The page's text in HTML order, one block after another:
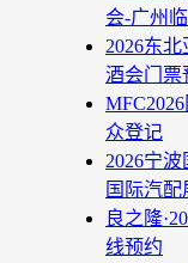
会-广州
2026东
酒会门票
众登记
2026宁
国际汽配
良之隆
线预约